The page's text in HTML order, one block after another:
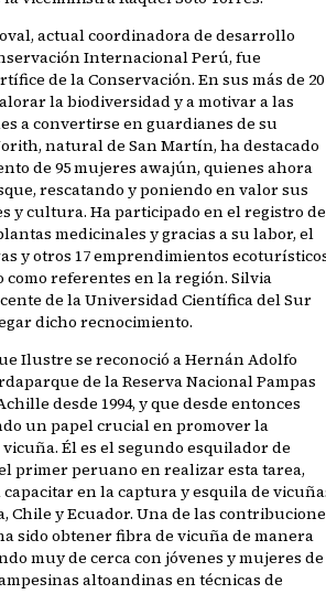
actual coordinadora de desarrollo
Internacional Perú, fue
de la Conservación. En sus más de 20
la biodiversidad y a motivar a las
a convertirse en guardianes de su
natural de San Martín, ha destacado
de 95 mujeres awajún, quienes ahora
rescatando y poniendo en valor sus
y cultura. Ha participado en el registro de
medicinales y gracias a su labor, el
y otros 17 emprendimientos
como referentes en la región. Silvia
de la Universidad Científica del Sur
dicho recnocimiento.
Ilustre se reconoció a Hernán Adolfo
de la Reserva Nacional Pampas
desde 1994, y que desde entonces
un papel crucial en promover la
Él es el segundo esquilador de
primer peruano en realizar esta tarea,
en la captura y esquila de
Chile y Ecuador. Una de las
sido obtener fibra de vicuña de manera
muy de cerca con jóvenes y mujeres de
altoandinas en técnicas de